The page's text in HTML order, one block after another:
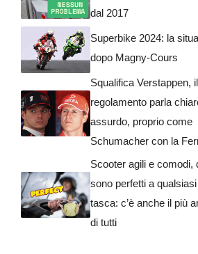
dal 2017
Superbike 2024: la
dopo Magny-Cours
Squalifica Verstappen, il
regolamento parla
assurdo, proprio come
Schumacher con la
Scooter agili e comodi,
sono perfetti a qualsiasi
tasca: c’è anche il più
di tutti